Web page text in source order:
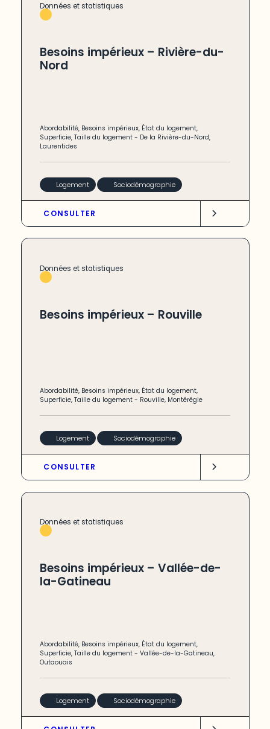
Données et statistiques
Besoins impérieux – Rivière-du-
Nord
Abordabilité, Besoins impérieux, État du logement,
Superficie,Taille du logement - De la Rivière-du-Nord,
Laurentides
Logement Sociodémographie
CONSULTER
Données et statistiques
Besoins impérieux – Rouville
Abordabilité, Besoins impérieux, État du logement,
Superficie,Taille du logement - Rouville, Montérégie
Logement Sociodémographie
CONSULTER
Données et statistiques
Besoins impérieux – Vallée-de-
la-Gatineau
Abordabilité, Besoins impérieux, État du logement,
Superficie,Taille du logement -Vallée-de-la-Gatineau,
Outaouais
Logement Sociodémographie